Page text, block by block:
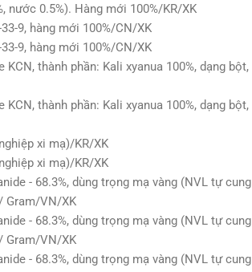
nước 0.5%). Hàng mới 100%/KR/XK
9, hàng mới 100%/CN/XK
9, hàng mới 100%/CN/XK
thành phần: Kali xyanua 100%, dạng bột,
thành phần: Kali xyanua 100%, dạng bột,
xi mạ)/KR/XK
xi mạ)/KR/XK
- 68.3%, dùng trọng mạ vàng (NVL tự cung
Gram/VN/XK
- 68.3%, dùng trọng mạ vàng (NVL tự cung
Gram/VN/XK
- 68.3%, dùng trọng mạ vàng (NVL tự cung